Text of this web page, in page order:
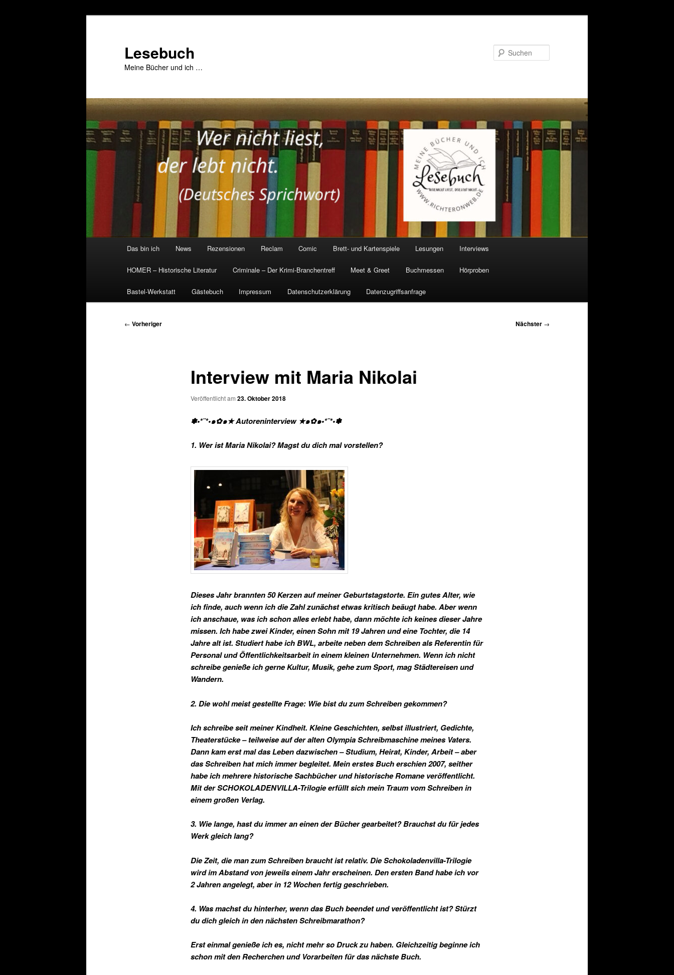
Lesebuch
Meine Bücher und ich …
Das bin ich News Rezensionen Reclam Comic Brett- und Kartenspiele Lesungen Interviews
HOMER – Historische Literatur Criminale – Der Krimi-Branchentreff Meet & Greet Buchmessen Hörproben
Bastel-Werkstatt Gästebuch Impressum Datenschutzerklärung Datenzugriffsanfrage
Beitragsnavigation
← Vorheriger Nächster →
Interview mit Maria Nikolai
Veröffentlicht am 23. Oktober 2018
✽•*¨*•๑✿๑★ Autoreninterview ★๑✿๑•*¨*•✽
1. Wer ist Maria Nikolai? Magst du dich mal vorstellen?
Dieses Jahr brannten 50 Kerzen auf meiner Geburtstagstorte. Ein gutes Alter, wie
ich finde, auch wenn ich die Zahl zunächst etwas kritisch beäugt habe. Aber wenn
ich anschaue, was ich schon alles erlebt habe, dann möchte ich keines dieser Jahre
missen. Ich habe zwei Kinder, einen Sohn mit 19 Jahren und eine Tochter, die 14
Jahre alt ist. Studiert habe ich BWL, arbeite neben dem Schreiben als Referentin für
Personal und Öffentlichkeitsarbeit in einem kleinen Unternehmen. Wenn ich nicht
schreibe genieße ich gerne Kultur, Musik, gehe zum Sport, mag Städtereisen und
Wandern.
2. Die wohl meist gestellte Frage: Wie bist du zum Schreiben gekommen?
Ich schreibe seit meiner Kindheit. Kleine Geschichten, selbst illustriert, Gedichte,
Theaterstücke – teilweise auf der alten Olympia Schreibmaschine meines Vaters.
Dann kam erst mal das Leben dazwischen – Studium, Heirat, Kinder, Arbeit – aber
das Schreiben hat mich immer begleitet. Mein erstes Buch erschien 2007, seither
habe ich mehrere historische Sachbücher und historische Romane veröffentlicht.
Mit der SCHOKOLADENVILLA-Trilogie erfüllt sich mein Traum vom Schreiben in
einem großen Verlag.
3. Wie lange, hast du immer an einen der Bücher gearbeitet? Brauchst du für jedes
Werk gleich lang?
Die Zeit, die man zum Schreiben braucht ist relativ. Die Schokoladenvilla-Trilogie
wird im Abstand von jeweils einem Jahr erscheinen. Den ersten Band habe ich vor
2 Jahren angelegt, aber in 12 Wochen fertig geschrieben.
4. Was machst du hinterher, wenn das Buch beendet und veröffentlicht ist? Stürzt
du dich gleich in den nächsten Schreibmarathon?
Erst einmal genieße ich es, nicht mehr so Druck zu haben. Gleichzeitig beginne ich
schon mit den Recherchen und Vorarbeiten für das nächste Buch.